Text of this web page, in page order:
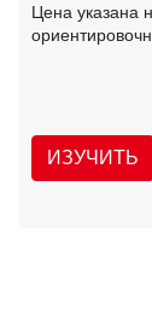
Цена указана
ИЗУЧИТЬ